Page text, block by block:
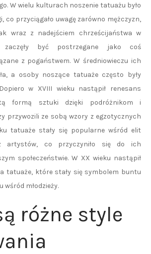
W wielu kulturach noszenie tatuażu było
co przyciągało uwagę zarówno mężczyzn,
wraz z nadejściem chrześcijaństwa w
zaczęły być postrzegane jako coś
z pogaństwem. W średniowieczu ich
a osoby noszące tatuaże często były
w XVIII wieku nastąpił renesans
tą formą sztuki dzięki podróżnikom i
przywozili ze sobą wzory z egzotycznych
tatuaże stały się popularne wśród elit
artystów, co przyczyniło się do ich
społeczeństwie. W XX wieku nastąpił
tatuaże, które stały się symbolem buntu
wśród młodzieży.
różne style